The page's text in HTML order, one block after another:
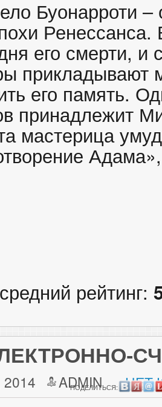
Буонарроти –
Ренессанса.
его смерти,
прикладывают
его память.
принадлежит
мастерица
рейтинг:
ADMIN НЕТ
ПОДЕЛИТЬСЯ: